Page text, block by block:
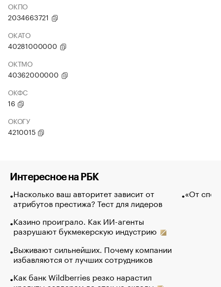
ОКПО
2034663721
ОКАТО
40281000000
ОКТМО
40362000000
ОКФС
16
ОКОГУ
4210015
Интересное на РБК
Насколько ваш авторитет зависит от
атрибутов престижа? Тест для лидеров
Казино проиграло. Как ИИ-агенты
разрушают букмекерскую индустрию
Выживают сильнейших. Почему компании
избавляются от лучших сотрудников
Как банк Wildberries резко нарастил
«От